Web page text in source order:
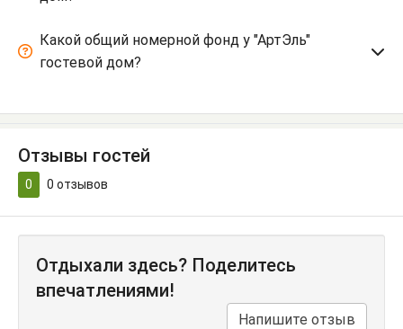
Какой общий номерной фонд у "АртЭль"
гостевой дом?
Отзывы гостей
0 0 отзывов
Отдыхали здесь? Поделитесь
впечатлениями!
Напишите отзыв